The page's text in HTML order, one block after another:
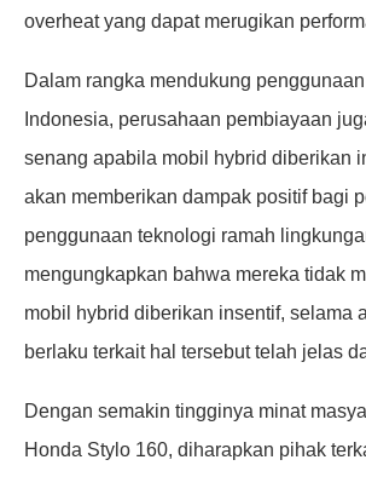
overheat yang dapat merugikan
Dalam rangka mendukung
Indonesia, perusahaan pembiayaan
senang apabila mobil hybrid diberikan
akan memberikan dampak positif bagi
penggunaan teknologi ramah
mengungkapkan bahwa mereka tidak
mobil hybrid diberikan insentif, selama
berlaku terkait hal tersebut telah jelas
Dengan semakin tingginya minat
Honda Stylo 160, diharapkan pihak